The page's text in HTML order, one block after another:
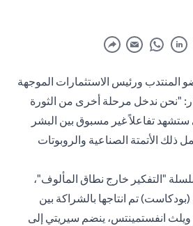
المنتدب ورئيس الاستثمارات الموجهة
"نحن ندخل مرحلة أخرى من الثورة
ستشهد تفاعلاً غير مسبوق بين البشر
الأتمتة الصناعية والروبوتات
"التفكير خارج نطاق المألوف"،
تم انتاجها بالشراكة بين
انفستمينتس، ينضم سيريتي إلى